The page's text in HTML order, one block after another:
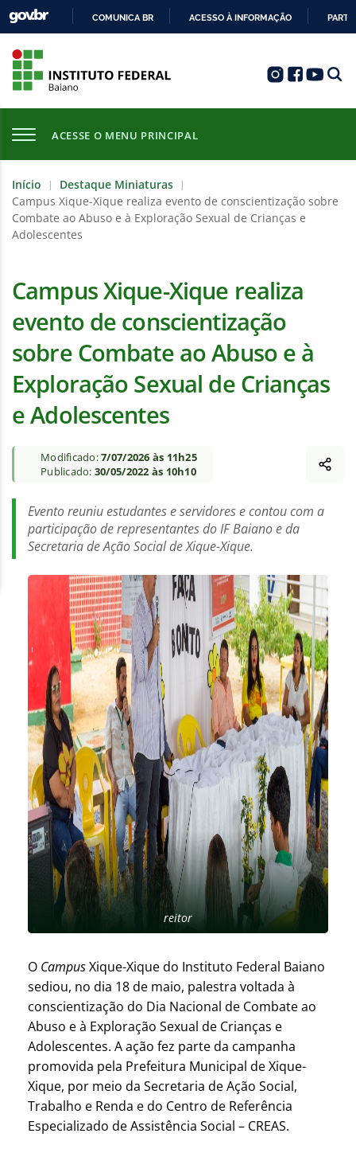
COMUNICA BR ACESSO À INFORMAÇÃO
ACESSE O MENU PRINCIPAL
Início | Destaque Miniaturas |
Campus Xique-Xique realiza evento de conscientização sobre
Combate ao Abuso e à Exploração Sexual de Crianças e
Adolescentes
Campus Xique-Xique realiza
evento de conscientização
sobre Combate ao Abuso e à
Exploração Sexual de Crianças
e Adolescentes
Modificado:7/07/2026 às 11h25
Publicado: 30/05/2022 às 10h10
Evento reuniu estudantes e servidores e contou com a
participação de representantes do IF Baiano e da
Secretaria de Ação Social de Xique-Xique.
reitor
O CampusXique-Xique do Instituto Federal Baiano
sediou, no dia 18 de maio, palestra voltada à
conscientização do Dia Nacional de Combate ao
Abuso e à Exploração Sexual de Crianças e
Adolescentes. A ação fez parte da campanha
promovida pela Prefeitura Municipal de Xique-
Xique, por meio da Secretaria de Ação Social,
Trabalho e Renda e do Centro de Referência
Especializado de Assistência Social – CREAS.